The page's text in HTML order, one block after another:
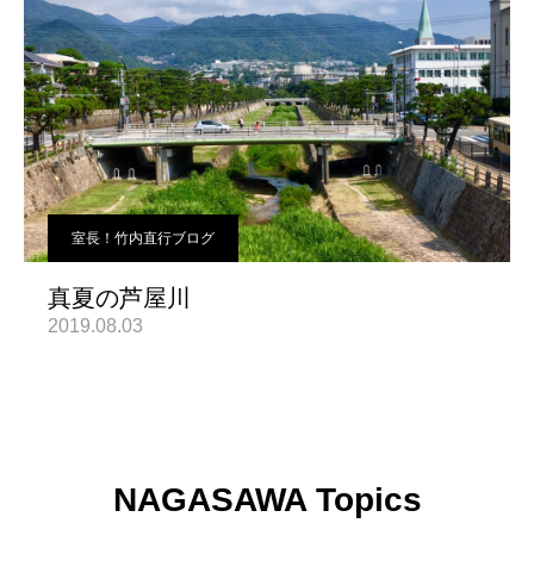
室長！竹内直行ブログ
真夏の芦屋川
2019.08.03
NAGASAWA Topics